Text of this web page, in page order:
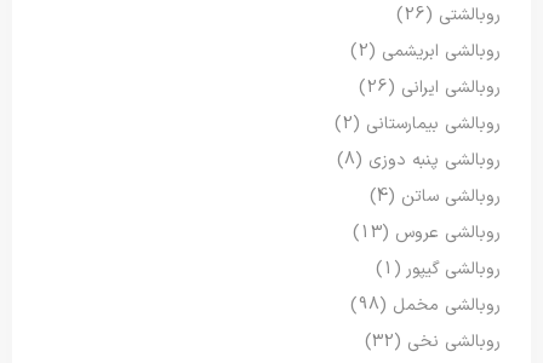
روبالشتی (26)
روبالشی ابریشمی (2)
روبالشی ایرانی (26)
روبالشی بیمارستانی (2)
روبالشی پنبه دوزی (8)
روبالشی ساتن (4)
روبالشی عروس (13)
روبالشی گیپور (1)
روبالشی مخمل (98)
روبالشی نخی (32)